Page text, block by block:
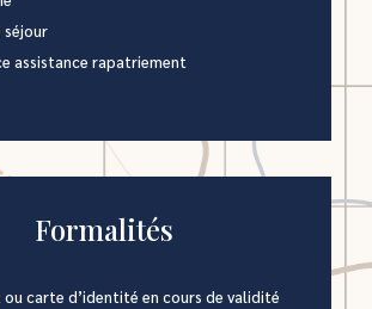
séjour
assistance rapatriement
Formalités
carte d’identité en cours de validité